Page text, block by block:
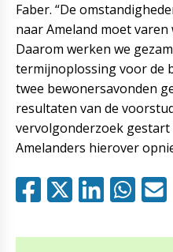
Faber. “De
naar Ameland moet
Daarom werken we
termijnoplossing voor de
twee bewonersavonden
resultaten van de
vervolgonderzoek gestart
Amelanders hierover